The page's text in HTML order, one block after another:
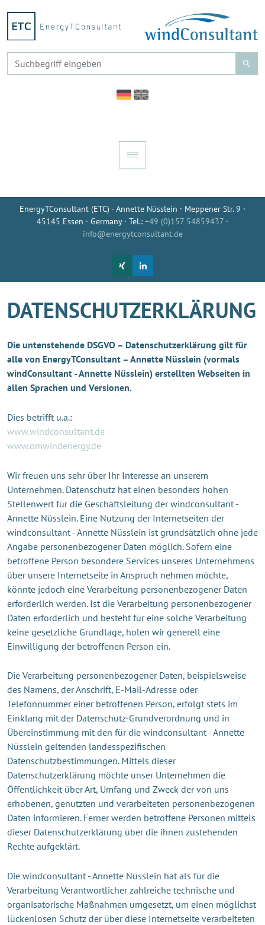
EnergyTConsultant (ETC) - Annette Nüsslein · Meppener Str. 9 ·
45145 Essen · Germany · Tel.: +49 (0)157 54859437 ·
info@energytconsultant.de
DATENSCHUTZERKLÄRUNG
Die untenstehende DSGVO – Datenschutzerklärung gilt für
alle von EnergyTConsultant – Annette Nüsslein (vormals
windConsultant - Annette Nüsslein) erstellten Webseiten in
allen Sprachen und Versionen.
Dies betrifft u.a.:
www.windconsultant.de
www.omwindenergy.de
Wir freuen uns sehr über Ihr Interesse an unserem
Unternehmen. Datenschutz hat einen besonders hohen
Stellenwert für die Geschäftsleitung der windconsultant -
Annette Nüsslein. Eine Nutzung der Internetseiten der
windconsultant - Annette Nüsslein ist grundsätzlich ohne jede
Angabe personenbezogener Daten möglich. Sofern eine
betroffene Person besondere Services unseres Unternehmens
über unsere Internetseite in Anspruch nehmen möchte,
könnte jedoch eine Verarbeitung personenbezogener Daten
erforderlich werden. Ist die Verarbeitung personenbezogener
Daten erforderlich und besteht für eine solche Verarbeitung
keine gesetzliche Grundlage, holen wir generell eine
Einwilligung der betroffenen Person ein.
Die Verarbeitung personenbezogener Daten, beispielsweise
des Namens, der Anschrift, E-Mail-Adresse oder
Telefonnummer einer betroffenen Person, erfolgt stets im
Einklang mit der Datenschutz-Grundverordnung und in
Übereinstimmung mit den für die windconsultant - Annette
Nüsslein geltenden landesspezifischen
Datenschutzbestimmungen. Mittels dieser
Datenschutzerklärung möchte unser Unternehmen die
Öffentlichkeit über Art, Umfang und Zweck der von uns
erhobenen, genutzten und verarbeiteten personenbezogenen
Daten informieren. Ferner werden betroffene Personen mittels
dieser Datenschutzerklärung über die ihnen zustehenden
Rechte aufgeklärt.
Die windconsultant - Annette Nüsslein hat als für die
Verarbeitung Verantwortlicher zahlreiche technische und
organisatorische Maßnahmen umgesetzt, um einen möglichst
lückenlosen Schutz der über diese Internetseite verarbeiteten